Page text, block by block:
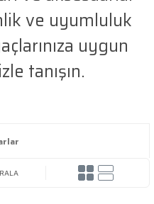
ve uyumluluk
uygun
tanışın.